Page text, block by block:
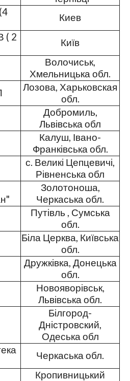
Киев
( 2
Київ
Волочиськ,
Хмельницька обл.
Лозова, Харьковская
обл.
Добромиль,
Львівська обл
Калуш, Івано-
Франківська обл.
с. Великі Цепцевичі,
Рівненська обл
Золотоноша,
Черкаська обл.
Путівль , Сумська
обл.
Біла Церква, Київська
обл.
Дружківка, Донецька
обл.
Новояворівськ,
Львівська обл.
Білгород-
Дністровский,
Одеська обл
Черкаська обл.
Кропивницький